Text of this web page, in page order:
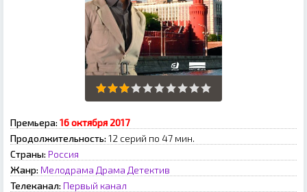
Премьера: 16 октября 2017
Продолжительность: 12 серий по 47 мин.
Страны: Россия
Жанр: Мелодрама Драма Детектив
Телеканал: Первый канал